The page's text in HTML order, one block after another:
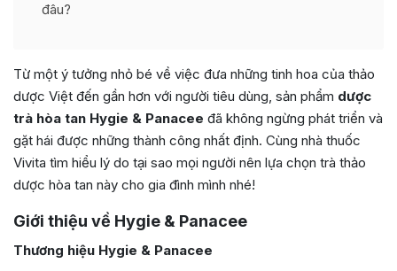
đâu?
Từ một ý tưởng nhỏ bé về việc đưa những tinh hoa của thảo
dược Việt đến gần hơn với người tiêu dùng, sản phẩm dược
trà hòa tan Hygie & Panacee đã không ngừng phát triển và
gặt hái được những thành công nhất định. Cùng nhà thuốc
Vivita tìm hiểu lý do tại sao mọi người nên lựa chọn trà thảo
dược hòa tan này cho gia đình mình nhé!
Giới thiệu về Hygie & Panacee
Thương hiệu Hygie & Panacee